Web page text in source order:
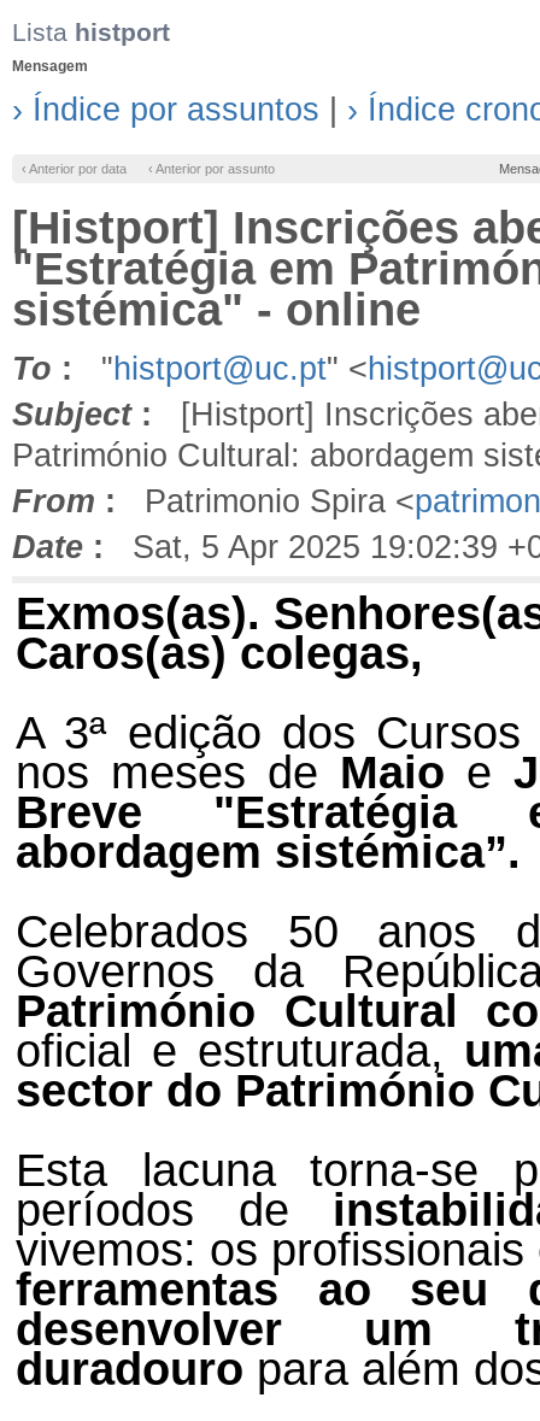
Lista histport
Mensagem
› Índice por assuntos › Índice
‹ Anterior por data ‹ Anterior por assunto
[Histport] Inscrições
"Estratégia em
sistémica" - online
To : "histport@uc.pt" <
Subject: [Histport] Inscrições
Património Cultural: abordagem
From : Patrimonio Spira <
Date : Sat, 5 Apr 2025 19:02:39
Exmos(as).
Caros(as) colegas,
A 3ª edição dos
nos meses de Maio e
Breve "Estratégia
abordagem sistémica”.
Celebrados 50 anos
Governos da
Património Cultural
oficial e estruturada,
sector do Património
Esta lacuna torna-se
períodos de
vivemos: os
ferramentas ao seu
desenvolver um
duradouro para além